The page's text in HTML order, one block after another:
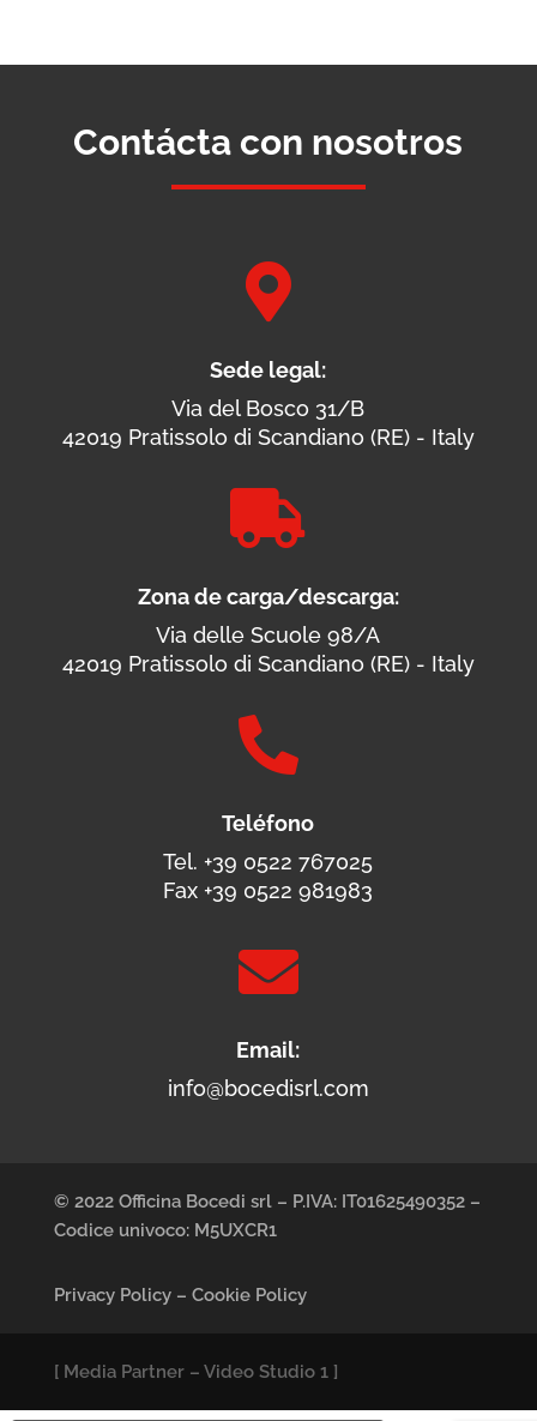
Contácta con nosotros

Sede legal:
Via del Bosco 31/B
42019 Pratissolo di Scandiano (RE) - Italy

Zona de carga/descarga:
Via delle Scuole 98/A
42019 Pratissolo di Scandiano (RE) - Italy

Teléfono
Tel. +39 0522 767025
Fax +39 0522 981983

Email:
info@bocedisrl.com
© 2022 Officina Bocedi srl – P.IVA: IT01625490352 –
Codice univoco: M5UXCR1
Privacy Policy– Cookie Policy
[ Media Partner– Video Studio 1]